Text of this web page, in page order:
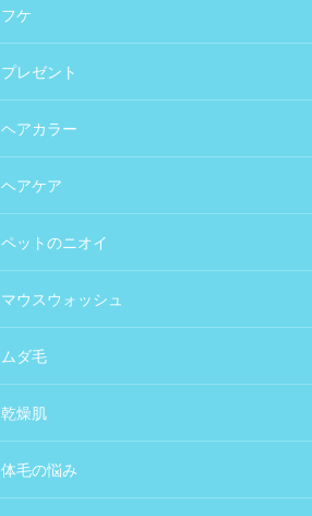
フケ
プレゼント
ヘアカラー
ヘアケア
ペットのニオイ
マウスウォッシュ
ムダ毛
乾燥肌
体毛の悩み